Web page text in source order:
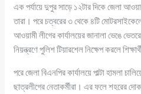
এক পর্যায়ে দুপুর সাড়ে ১২টার দিকে জেলা
তারা। পরে চত্বরের ৩ থেকে ৪টি
আওয়ামী লীগের কার্যালয়ের জানালা ভেঙে
নিয়ন্ত্রণে পুলিশ টিয়ারশেল নিক্ষেপ করলে
পরে জেলা বিএনপির কার্যালয়ে পাল্টা হামলা
ছাত্রলীগের নেতাকর্মীরা। এর ফলে শহরের